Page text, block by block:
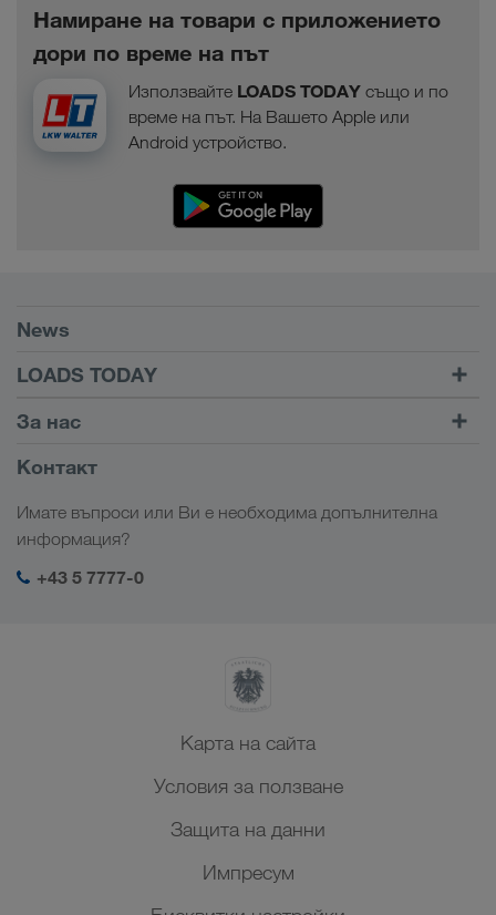
Намиране на товари с приложението
дори по време на път
Използвайте LOADS TODAY също и по
време на път. На Вашето Apple или
Android устройство.
News
LOADS TODAY
Намиране на товар с
LOADS TODAY
Научете повече
За нас
SHEQ-Мениджмънт
Контакт
Имате въпроси или Ви е необходима допълнителна
информация?
+43 5 7777-0
Карта на сайта
Условия за ползване
Защита на данни
Импресум